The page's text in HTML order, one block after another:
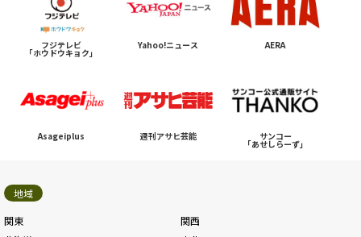
フジテレビ
「ホウドウキョク」
Yahoo!ニュース AERA
Asageiplus 週刊アサヒ芸能 サンコー
「あせしらーず」
地域
関東
関西